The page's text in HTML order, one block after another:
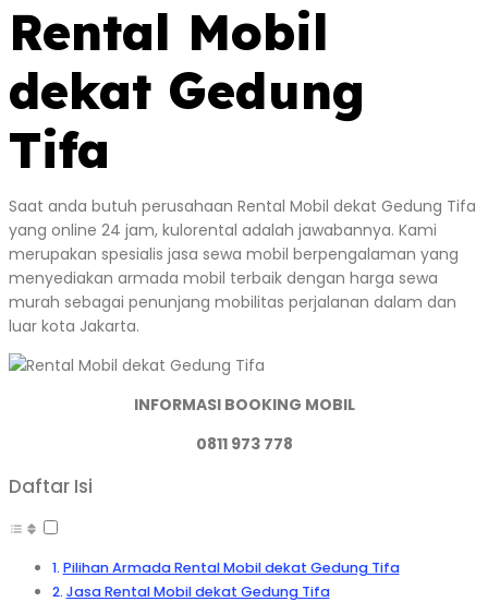
Rental Mobil
dekat Gedung
Tifa
Saat anda butuh perusahaan Rental Mobil dekat Gedung Tifa
yang online 24 jam, kulorental adalah jawabannya. Kami
merupakan spesialis jasa sewa mobil berpengalaman yang
menyediakan armada mobil terbaik dengan harga sewa
murah sebagai penunjang mobilitas perjalanan dalam dan
luar kota Jakarta.
INFORMASI BOOKING MOBIL
0811 973 778
Daftar Isi
Pilihan Armada Rental Mobil dekat Gedung Tifa
Jasa Rental Mobil dekat Gedung Tifa